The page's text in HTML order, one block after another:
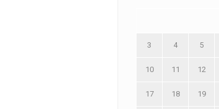
3 4 5
10 11 12
17 18 19